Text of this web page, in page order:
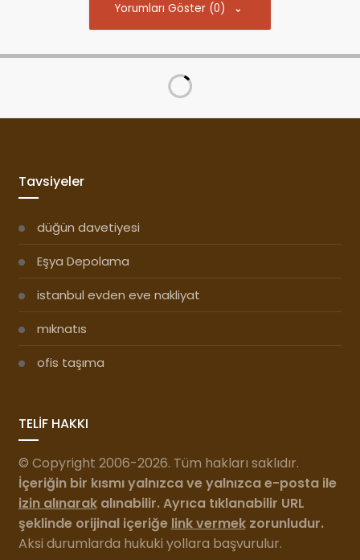
Yorumları Göster (0)
Tavsiyeler
düğün davetiyesi
Eşya Depolama
istanbul evden eve nakliyat
mıknatıs
ofis taşıma
TELİF HAKKI
© Copyright 2006-2026. Tüm hakları saklıdır.
İçeriğin bir kısmı yalnızca ve yalnızca e-posta ile
izin alınarakalınabilir. Ayrıca tıklanabilir URL
şeklinde orijinal içeriğe link vermekzorunludur.
Aksi durumlarda hukuki yollara başvurulur.